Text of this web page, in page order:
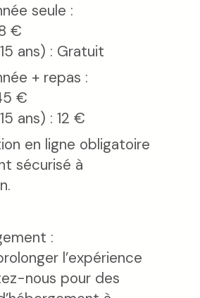
seule :
€
ans) : Gratuit
+ repas :
€
ans) : 12 €
en ligne obligatoire
sécurisé à
:
l’expérience
nous pour des